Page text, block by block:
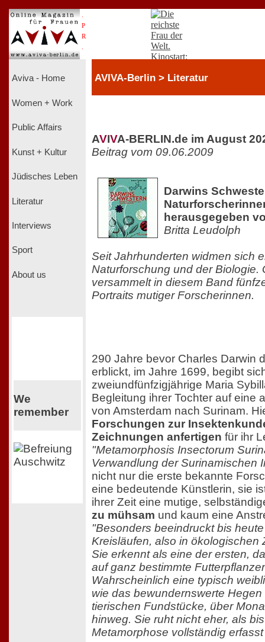
P
R
Aviva - Home
Women + Work
Public Affairs
Kunst + Kultur
Jüdisches Leben
Literatur
Interviews
Sport
About us
We
remember
AVIVA-Berlin > Literatur
AVIVA-BERLIN.de im August
Beitrag vom 09.06.2009
Darwins
herausgegeben
Britta Leudolph
Seit Jahrhunderten widmen sich
Naturforschung und der Biologie.
versammelt in diesem Band
Portraits mutiger Forscherinnen.
290 Jahre bevor Charles Darwin
erblickt, im Jahre 1699, begibt
zweiundfünfzigjährige Maria
Begleitung ihrer Tochter auf eine
von Amsterdam nach Surinam.
Forschungen zur
Zeichnungen anfertigen für ihr
"Metamorphosis Insectorum
Verwandlung der Surinamischen
nicht nur die erste bekannte
eine bedeutende Künstlerin, sie
ihrer Zeit eine mutige,
zu mühsam und kaum eine
"Besonders beeindruckt bis
Kreisläufen, also in ökologischen
Sie erkennt als eine der ersten,
auf ganz bestimmte
Wahrscheinlich eine typisch
wie das bewundernswerte
tierischen Fundstücke, über
hinweg. Sie ruht nicht eher, als
Metamorphose vollständig